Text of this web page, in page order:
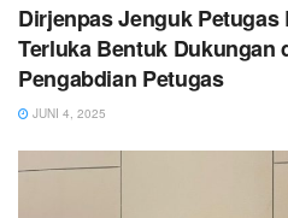
Dirjenpas Jenguk Petugas
Terluka Bentuk Dukungan
Pengabdian Petugas
JUNI 4, 2025